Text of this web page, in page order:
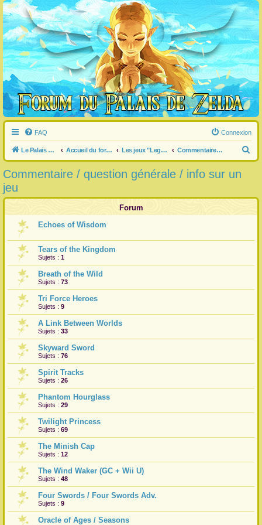
FAQ Connexion
Le Palais de Zelda Accueil du forum Les jeux "Legend of Zelda" Commentaire / question générale / info sur un jeu
e
Commentaire / question générale / info sur un
jeu
Forum
Echoes of Wisdom
Tears of the Kingdom
Sujets : 1
Breath of the Wild
Sujets : 73
Tri Force Heroes
Sujets : 9
A Link Between Worlds
Sujets : 33
Skyward Sword
Sujets : 76
Spirit Tracks
Sujets : 26
Phantom Hourglass
Sujets : 29
Twilight Princess
Sujets : 69
The Minish Cap
Sujets : 12
The Wind Waker (GC + Wii U)
Sujets : 48
Four Swords / Four Swords Adv.
Sujets : 9
Oracle of Ages / Seasons